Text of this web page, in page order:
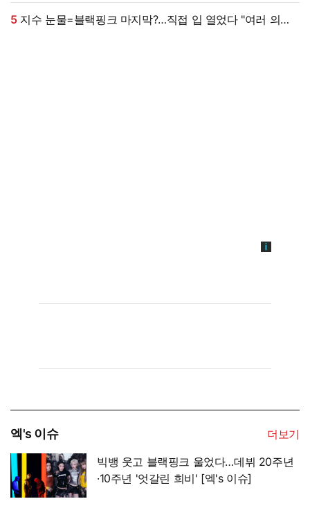
5지수 눈물=블랙핑크 마지막?…직접 입 열었다 "여러 의미
엑's 이슈
더보기
빅뱅 웃고 블랙핑크 울었다…데뷔 20주년
·10주년 '엇갈린 희비' [엑's 이슈]